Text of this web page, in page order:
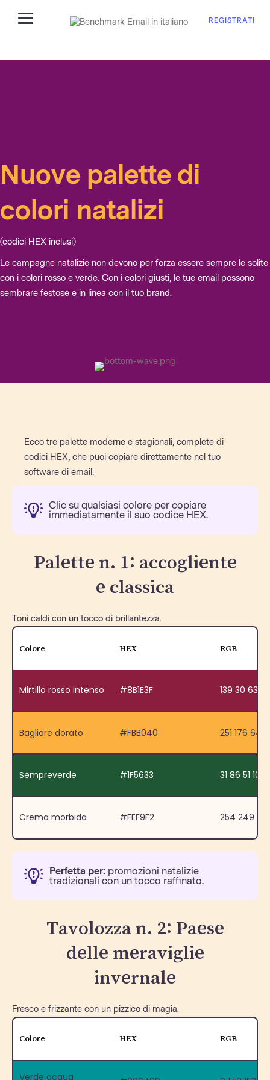
REGISTRATI
Nuove palette di
colori natalizi
(codici HEX inclusi)
Le campagne natalizie non devono per forza essere sempre le solite
con i colori rosso e verde. Con i colori giusti, le tue email possono
sembrare festose e in linea con il tuo brand.
Ecco tre palette moderne e stagionali, complete di
codici HEX, che puoi copiare direttamente nel tuo
software di email:
Clic su qualsiasi colore per copiare
immediatamente il suo codice HEX.
Palette n. 1: accogliente
e classica
Toni caldi con un tocco di brillantezza.
Colore HEX RGB
Mirtillo rosso intenso #8B1E3F 139 30 63
Bagliore dorato #FBB040 251 176 64
Sempreverde #1F5633 31 86 51
Crema morbida #FEF9F2 254 249
Perfetta per: promozioni natalizie
tradizionali con un tocco raffinato.
Tavolozza n. 2: Paese
delle meraviglie
invernale
Fresco e frizzante con un pizzico di magia.
Colore HEX RGB
Verde acqua